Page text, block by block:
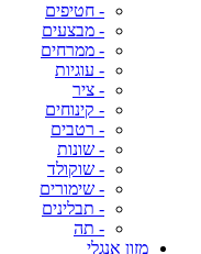
- חטיפים
- מבצעים
- ממרחים
- עוגיות
- ציר
- קינוחים
- רטבים
- שונות
- שוקולד
- שימורים
- תבלינים
- תה
מזון אנגלי